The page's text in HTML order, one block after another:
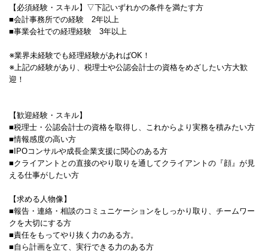
【必須経験・スキル】▽下記いずれかの条件を満たす方
■会計事務所での経験 2年以上
■事業会社での経理経験 3年以上
※業界未経験でも経理経験があればOK！
※上記の経験があり、税理士や公認会計士の資格をめざしたい方大歓
迎！
【歓迎経験・スキル】
■税理士・公認会計士の資格を取得し、これからより実務を積みたい方
■情報感度の高い方
■IPOコンサルや成長企業支援に関心のある方
■クライアントとの直接のやり取りを通してクライアントの『顔』が見
える仕事がしたい方
【求める人物像】
■報告・連絡・相談のコミュニケーションをしっかり取り、チームワー
クを大切にする方
■責任をもってやり抜く力のある方。
■自ら計画を立て、実行できる力のある方